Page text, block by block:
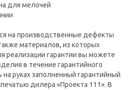
для мелочей
на производственные дефекты
материалов, из которых
реализации гарантии вы можете
в течение гарантийного
руках заполненный гарантийный
дилера «Проекта 111». В